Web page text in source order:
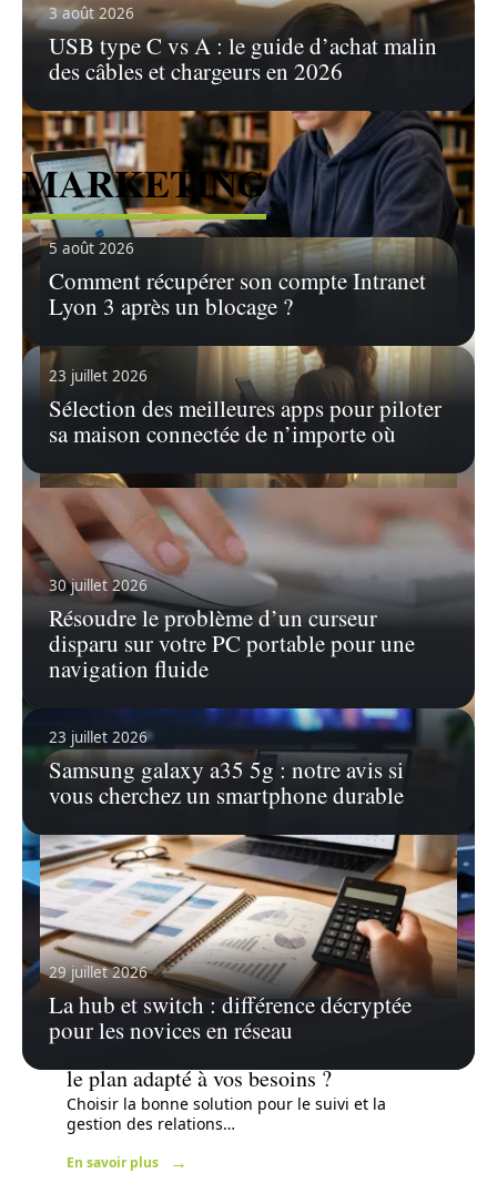
3 août 2026
USB type C vs A : le guide d’achat malin
des câbles et chargeurs en 2026
23 juillet 2026
Sélection des meilleures apps pour piloter
sa maison connectée de n’importe où
23 juillet 2026
Samsung galaxy a35 5g : notre avis si
vous cherchez un smartphone durable
5 août 2026
Comment récupérer son compte Intranet
Lyon 3 après un blocage ?
30 juillet 2026
Résoudre le problème d’un curseur
disparu sur votre PC portable pour une
navigation fluide
29 juillet 2026
La hub et switch : différence décryptée
pour les novices en réseau
Voir tous les articles
MARKETING
24 juillet 2026
Guide étape par étape : comment voir
les abonnements de quelqu’un sur
Instagram privé
Instagram, l'application incontournable de
partage de photos et de contenu, est devenue
En savoir plus
20 mai 2026
le plan adapté à vos besoins ?
Choisir la bonne solution pour le suivi et la
gestion des relations…
En savoir plus